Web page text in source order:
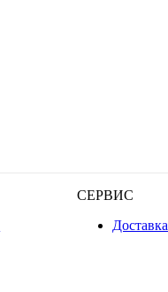
СЕРВИС
Доставка